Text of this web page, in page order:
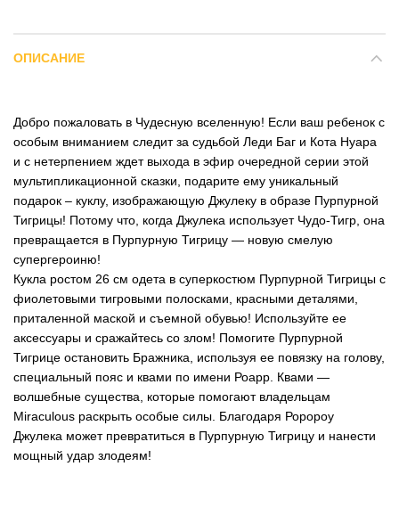
ОПИСАНИЕ
Добро пожаловать в Чудесную вселенную! Если ваш ребенок с
особым вниманием следит за судьбой Леди Баг и Кота Нуара
и с нетерпением ждет выхода в эфир очередной серии этой
мультипликационной сказки, подарите ему уникальный
подарок – куклу, изображающую Джулеку в образе Пурпурной
Тигрицы! Потому что, когда Джулека использует Чудо-Тигр, она
превращается в Пурпурную Тигрицу — новую смелую
супергероиню!
Кукла ростом 26 см одета в суперкостюм Пурпурной Тигрицы с
фиолетовыми тигровыми полосками, красными деталями,
приталенной маской и съемной обувью! Используйте ее
аксессуары и сражайтесь со злом! Помогите Пурпурной
Тигрице остановить Бражника, используя ее повязку на голову,
специальный пояс и квами по имени Роарр. Квами —
волшебные существа, которые помогают владельцам
Miraculous раскрыть особые силы. Благодаря Роророу
Джулека может превратиться в Пурпурную Тигрицу и нанести
мощный удар злодеям!